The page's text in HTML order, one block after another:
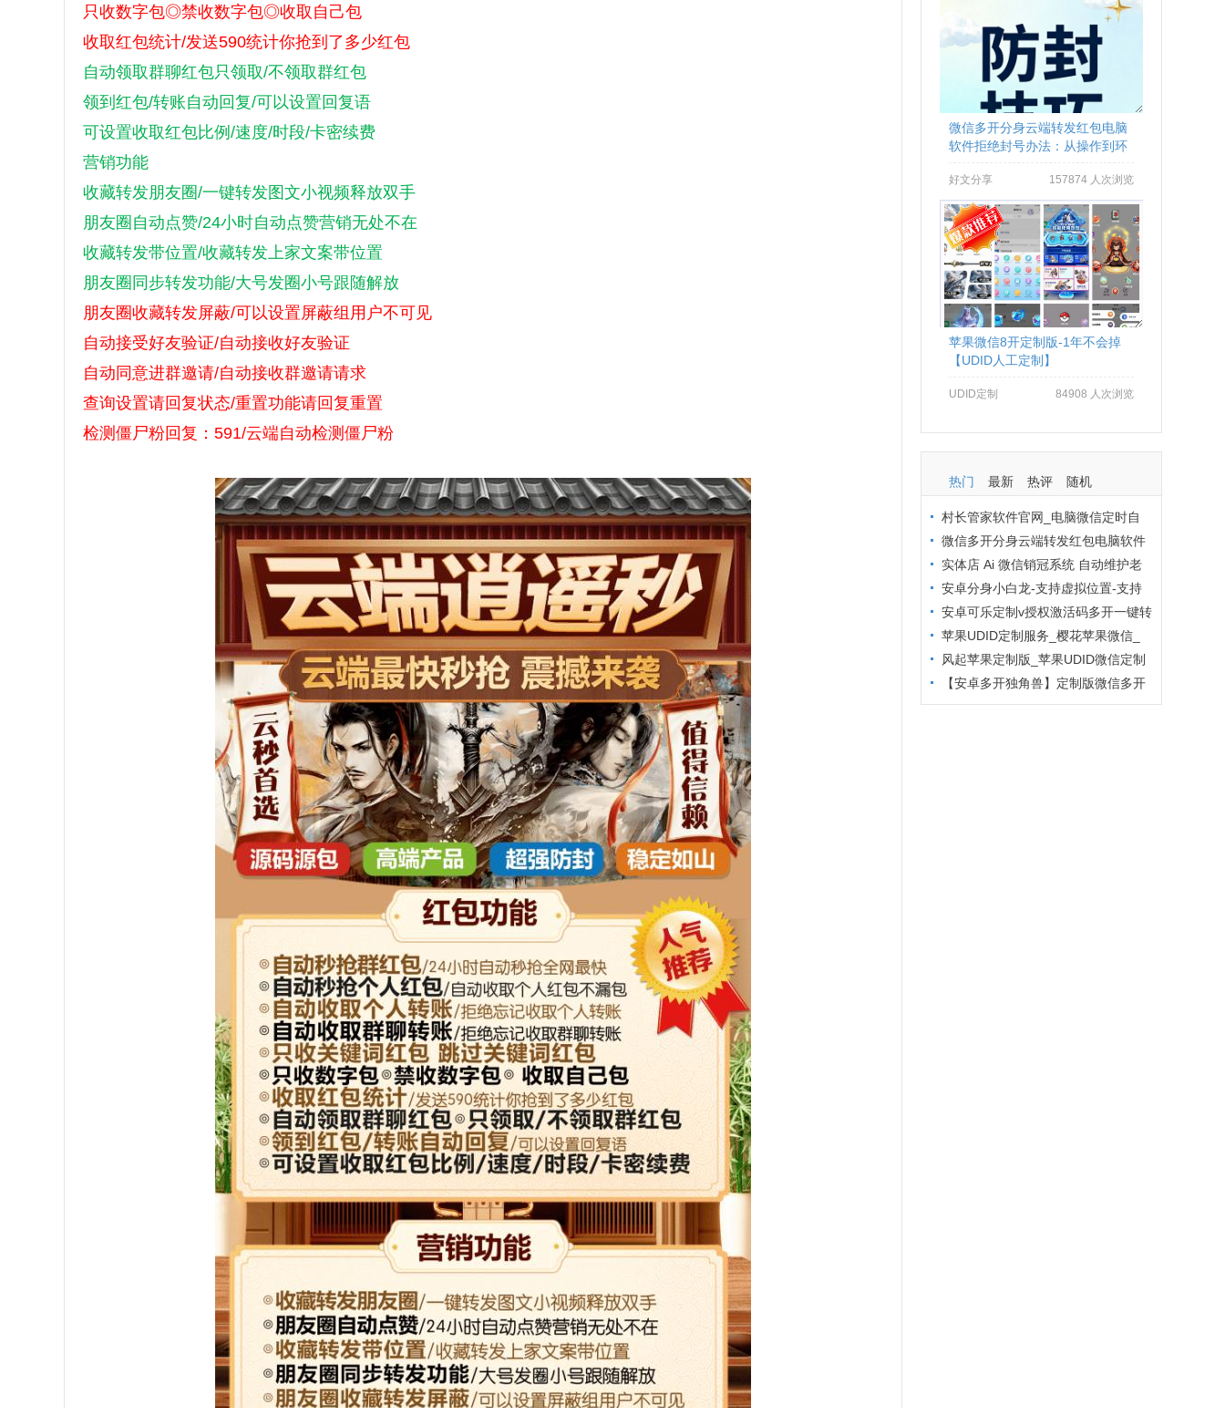
只收数字包◎禁收数字包◎收取自己包
收取红包统计/发送590统计你抢到了多少红包
自动领取群聊红包只领取/不领取群红包
领到红包/转账自动回复/可以设置回复语
可设置收取红包比例/速度/时段/卡密续费
营销功能
收藏转发朋友圈/一键转发图文小视频释放双手
朋友圈自动点赞/24小时自动点赞营销无处不在
收藏转发带位置/收藏转发上家文案带位置
朋友圈同步转发功能/大号发圈小号跟随解放
朋友圈收藏转发屏蔽/可以设置屏蔽组用户不可见
自动接受好友验证/自动接收好友验证
自动同意进群邀请/自动接收群邀请请求
查询设置请回复状态/重置功能请回复重置
检测僵尸粉回复：591/云端自动检测僵尸粉
微信多开分身云端转发红包电脑
软件拒绝封号办法：从操作到环
好文分享 157874 人次浏览
苹果微信8开定制版-1年不会掉
【UDID人工定制】
UDID定制 84908 人次浏览
热门 最新 热评 随机
村长管家软件官网_电脑微信定时自
动群发软件_村长管家微信营销
微信多开分身云端转发红包电脑软件
拒绝封号办法：从操作到环境全流程避
坑
实体店 Ai 微信销冠系统 自动维护老
客户 24 小时在线客服解决方案
安卓分身小白龙-支持虚拟位置-支持
主题更换
安卓可乐定制v授权激活码多开一键转
发苹果UDID定制服务_樱花苹果微信_
定制多开专属版本
风起苹果定制版_苹果UDID微信定制
_微信分身定制服务
【安卓多开独角兽】定制版微信多开
防封6.2版本